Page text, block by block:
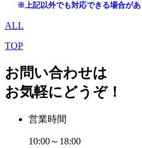
※上記以外でも対応できる場合があ
ALL
TOP
お問い合わせは
お気軽にどうぞ！
営業時間
10:00～18:00